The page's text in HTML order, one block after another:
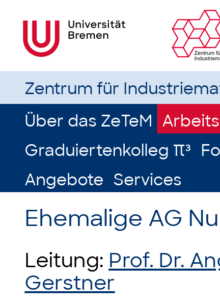
Zentrum für
Über das ZeTeM
Graduiertenkolleg π³
Angebote Services
Ehemalige AG
Leitung: Prof. Dr.
Gerstner